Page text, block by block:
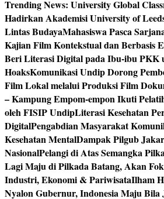
Trending News: University Global
Hadirkan Akademisi University of
Lintas BudayaMahasiswa Pasca
Kajian Film Kontekstual dan Berbasis
Beri Literasi Digital pada Ibu-ibu PKK
HoaksKomunikasi Undip Dorong
Film Lokal melalui Produksi Film
– Kampung Empom-empon Ikuti
oleh FISIP UndipLiterasi Kesehatan
DigitalPengabdian Masyarakat
Kesehatan MentalDampak Pilgub
NasionalPelangi di Atas Semangka
Lagi Maju di Pilkada Batang, Akan
Industri, Ekonomi & PariwisataIlham
Nyalon Gubernur, Indonesia Maju Bila